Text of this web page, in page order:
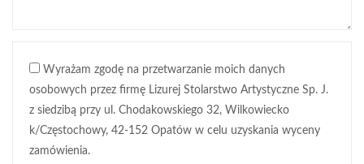
Wyrażam zgodę na przetwarzanie moich danych
osobowych przez firmę Lizurej Stolarstwo Artystyczne Sp. J.
z siedzibą przy ul. Chodakowskiego 32, Wilkowiecko
k/Częstochowy, 42-152 Opatów w celu uzyskania wyceny
zamówienia.